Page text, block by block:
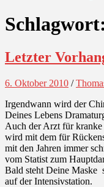
Schlagwort:
Letzter
6. Oktober 2010 /
Irgendwann wird der
Deines Lebens
Auch der Arzt für kranke
wird mit dem für
mit den Jahren immer
vom Statist zum
Bald steht Deine Maske
auf der Intensivstation.